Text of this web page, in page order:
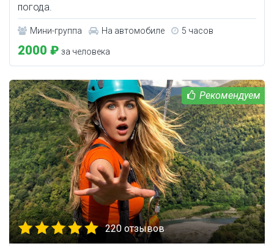
погода.
Мини-группа На автомобиле 5 часов
2000 ₽ за человека
220 отзывов